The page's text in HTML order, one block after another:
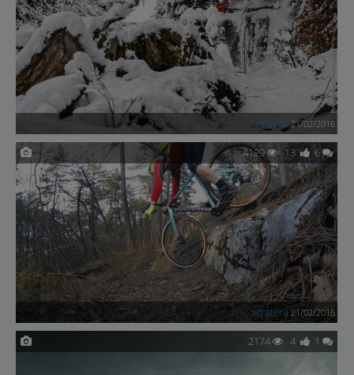
marco 21/02/2016
4129 13 6
scratera 21/02/2016
2174 4 1